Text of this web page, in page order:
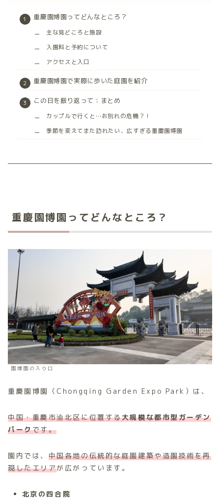
重慶園博園ってどんなところ？
主な見どころと施設
入園料と予約について
アクセスと入口
重慶園博園で実際に歩いた庭園を紹介
この日を振り返って：まとめ
カップルで行くと…お別れの危機？！
季節を変えてまた訪れたい、広すぎる重慶園博園
重慶園博園ってどんなところ？
園博園の入り口
重慶園博園（Chongqing Garden Expo Park）は、
中国・重慶市渝北区に位置する大規模な都市型ガーデン
パークです。
園内では、 中国各地の伝統的な庭園建築や造園技術を再
現したエリアが広がっています。
北京の四合院